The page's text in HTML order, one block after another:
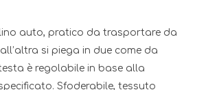
auto, pratico da trasportare da
si piega in due come da
è regolabile in base alla
Sfoderabile, tessuto